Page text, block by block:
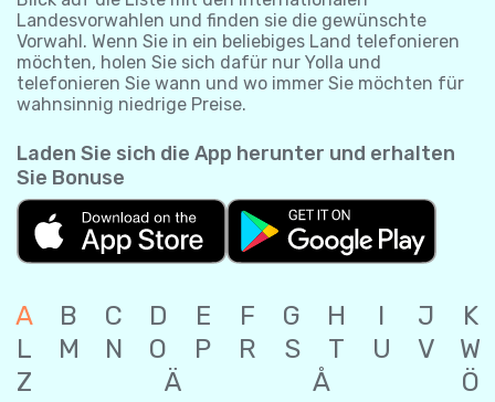
Landesvorwahlen und finden sie die gewünschte
Vorwahl. Wenn Sie in ein beliebiges Land telefonieren
möchten, holen Sie sich dafür nur Yolla und
telefonieren Sie wann und wo immer Sie möchten für
wahnsinnig niedrige Preise.
Laden Sie sich die App herunter und erhalten
Sie Bonuse
A B C D E F G H I J
K
L
M N O P R S T U V
W
Z
Ä Å Ö